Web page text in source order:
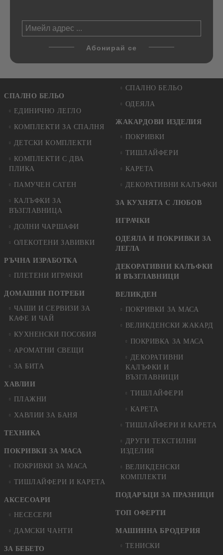
СПАЛНО БЕЛЬО
ЕДИНИЧНО ЛЕГЛО
КОМПЛЕКТИ ЗА СПАЛНЯ
ДЕТСКИ КОМПЛЕКТИ
КОМПЛЕКТИ С ДВА
ПЛИКА
ПАМУЧЕН САТЕН
КАЛЪФКИ ЗА
ВЪЗГЛАВНИЦА
ДОЛНИ ЧАРШАФИ
ОЛЕКОТЕНИ ЗАВИВКИ
РЪЧНА ИЗРАБОТКА
ПЛЕТЕНИ ИГРАЧКИ
ДОМАШНИ ПОТРЕБИ
ЧАШИ И СЕРВИЗИ ЗА
КАФЕ И ЧАЙ
КУХНЕНСКИ ПОСОБИЯ
АРОМАТНИ СВЕЩИ
ЗА БИТА
ХАВЛИИ
ПЛАЖНИ
ХАВЛИИ ЗА БАНЯ
ТЕХНИКА
ПОКРИВКИ ЗА МАСА
ПОКРИВКИ ЗА МАСА
ТИШЛАЙФЕРИ И КАРЕТА
АКСЕСОАРИ
НЕСЕСЕРИ
ДАМСКИ ЧАНТИ
ЗА БЕБЕТО
СПАЛНО БЕЛЬО
ОДЕЯЛА
ЖАКАРДОВИ ИЗДЕЛИЯ
ПОКРИВКИ
ТИШЛАЙФЕРИ
КАРЕТА
ДЕКОРАТИВНИ КАЛЪФКИ
ЗА КУХНЯТА С ЛЮБОВ
ИГРАЧКИ
ОДЕЯЛА И ПОКРИВКИ ЗА
ЛЕГЛА
ДЕКОРАТИВНИ КАЛЪФКИ
И ВЪЗГЛАВНИЦИ
ВЕЛИКДЕН
ПОКРИВКИ ЗА МАСА
ВЕЛИКДЕНСКИ ЖАКАРД
ПОКРИВКА ЗА МАСА
ДЕКОРАТИВНИ
КАЛЪФКИ И
ВЪЗГЛАВНИЦИ
ТИШЛАЙФЕРИ
КАРЕТА
ТИШЛАЙФЕРИ И КАРЕТА
ДРУГИ ТЕКСТИЛНИ
ИЗДЕЛИЯ
ВЕЛИКДЕНСКИ
КОМПЛЕКТИ
ПОДАРЪЦИ ЗА ПРАЗНИЦИ
ТОП ОФЕРТИ
МАШИННА БРОДЕРИЯ
ТЕНИСКИ